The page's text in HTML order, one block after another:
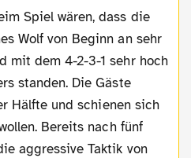
Wolf von Beginn an sehr
mit dem 4-2-3-1 sehr hoch
standen. Die Gäste
Hälfte und schienen sich
Bereits nach fünf
aggressive Taktik von